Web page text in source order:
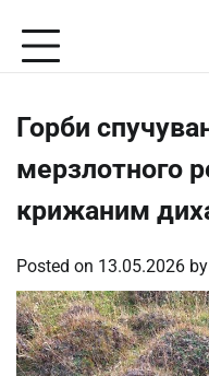
content
Горби
мерзлотного
крижаним
Posted on 13.05.2026 by